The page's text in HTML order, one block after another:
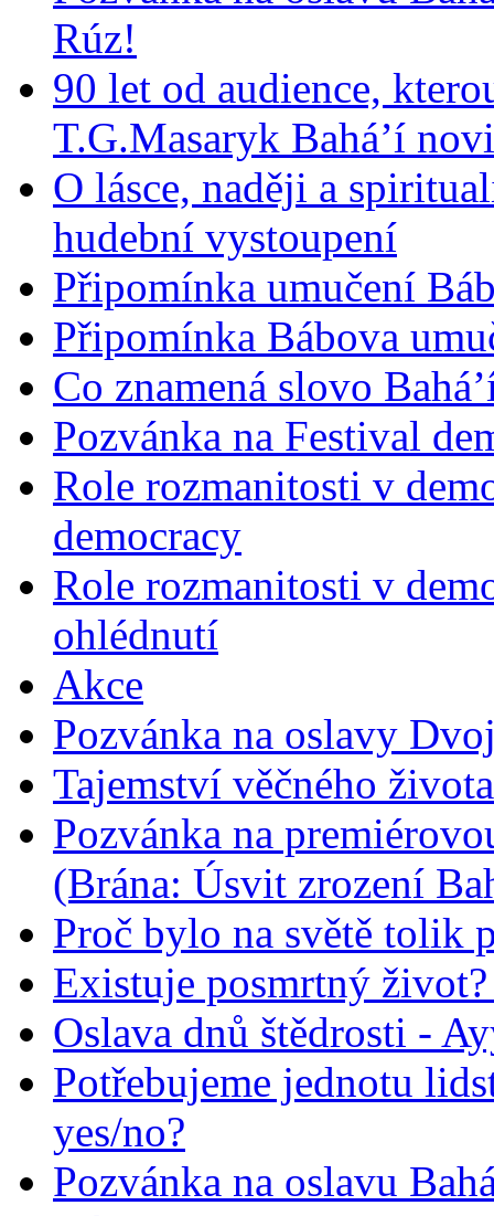
Rúz!
90 let od audience,
T.G.Masaryk Bahá’í
O lásce, naději a
hudební vystoupení
Připomínka umučení
Připomínka Bábova
Co znamená slovo
Pozvánka na Festival
Role rozmanitosti v
democracy
Role rozmanitosti v
ohlédnutí
Akce
Pozvánka na oslavy
Tajemství věčného života
Pozvánka na
(Brána: Úsvit zrození
Proč bylo na světě tolik
Existuje posmrtný
Oslava dnů štědrosti -
Potřebujeme jednotu
yes/no?
Pozvánka na oslavu